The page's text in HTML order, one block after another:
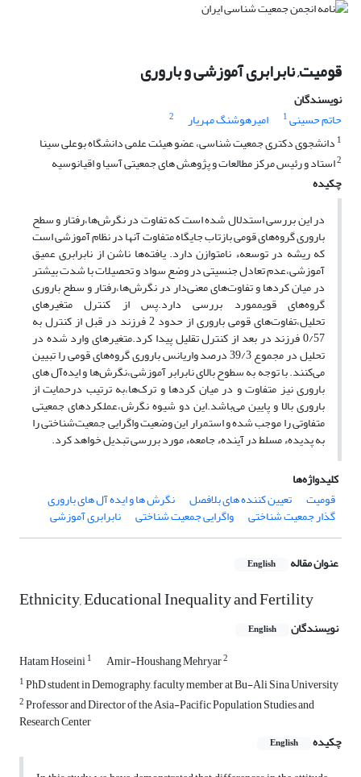
قومیت, نابرابری آموزشی و باروری
نویسندگان
حاتم حسینی1 امیرهوشنگ مهریار
2
1 دانشجوی دکتری جمعیت شناسی، عضو هیئت علمی دانشگاه بوعلی سینا
2استاد و رئیس مرکز مطالعات و پژوهش های جمعیتی آسیا و اقیانوسیه
چکیده
در این بررسی استدلال شده است که تفاوت در نگرش‌ها،رفتار و سطح
باروری گروه‌های‌ قومی بازتاب جایگاه متفاوت آنها در نظام آموزشی است
که ریشه در توسعهء نامتوازن دارد. یافته‌ها ناشن از نابرابری عمیق
آموزشی،عدم تعادل جنسیتی در وضع سواد و تحصیلات با شدت بیشتر
در میان کردها و تفاوت‌های معنی‌دار در نگرش‌ها،رفتار و سطح باروری‌
گروه‌های قویممورد بررسی دارد.پس از کنترل متغیرهای
تحلیل،تفاوت‌های قومی باروری‌ از حدود 2 فرزند در قبل از کنترل به
0/57 فرزند در بعد از کنترل تقلیل پیدا کرد.متغیرهای‌ وارد شده در
تحلیل در مجموع 39/3 درصد واریانس باروری گروه‌های قومی را تبیین
می‌کنند. با توجه به سطوح بالای نابرابر آموزشی،نگرش‌ها و ایده‌آل های
باروری نیز متفاوت و در میان کردها و ترک‌ها،به ترتیب درحمایت از
باروری بالا و پایین می‌باشد.این دو شیوه‌ نگرش،عملکردهای جمعیتی
متفاوتی را موجب شده و استمرار این وضعیت واگرایی‌ جمعیت‌شناختی را
به پدیدهء مسلط در آیندهء جامعهء مورد بررسی تبدیل خواهد کرد.
کلیدواژه‌ها
قومیت
تعیین کننده های بلافصل نگرش ها و ایده آل های باروری
گذار جمعیت شناختی واگرایی جمعیت شناختی نابرابری آموزشی
عنوان مقاله English
Ethnicity, Educational Inequality and Fertility
نویسندگان English
Hatam Hoseini1 Amir-Houshang Mehryar2
1PhD student in Demography, faculty member at Bu-Ali Sina University
2Professor and Director of the Asia-Pacific Population Studies and
Research Center
چکیده
English